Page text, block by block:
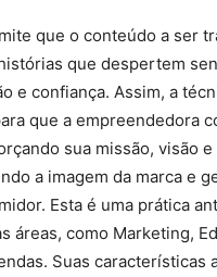
que o conteúdo a ser
que despertem
e confiança. Assim, a
que a empreendedora
sua missão, visão e
a imagem da marca e
Esta é uma prática
áreas, como Marketing,
Suas características